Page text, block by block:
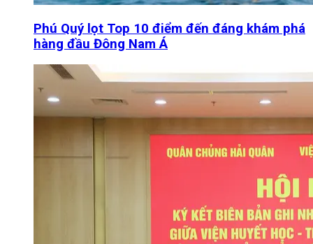
Phú Quý lọt Top 10 điểm đến đáng khám phá
hàng đầu Đông Nam Á